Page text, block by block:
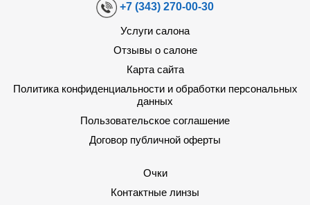
+7 (343) 270-00-30
Услуги салона
Отзывы о салоне
Карта сайта
Политика конфиденциальности и обработки персональных
данных
Пользовательское соглашение
Договор публичной оферты
Очки
Контактные линзы